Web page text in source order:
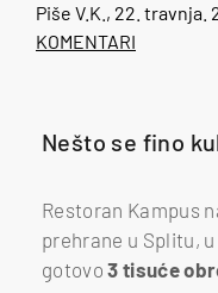
Piše V.K. , 22. travnja.
KOMENTARI
Nešto se fino
Restoran Kampus
prehrane u Splitu,
gotovo 3 tisuće